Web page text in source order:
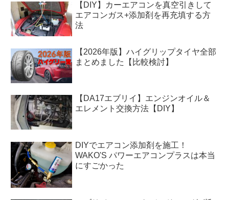
【DIY】カーエアコンを真空引きして
エアコンガス+添加剤を再充填する方
法
【2026年版】ハイグリップタイヤ全部
まとめました【比較検討】
【DA17エブリイ】エンジンオイル＆
エレメント交換方法【DIY】
DIYでエアコン添加剤を施工！
WAKO'S パワーエアコンプラスは本当
にすごかった